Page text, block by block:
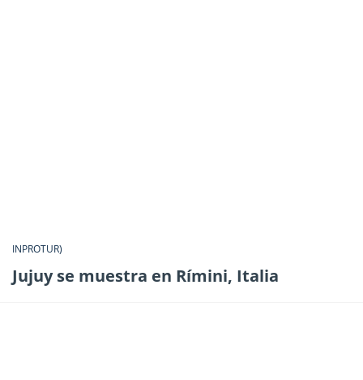
INPROTUR)
Jujuy se muestra en Rímini, Italia